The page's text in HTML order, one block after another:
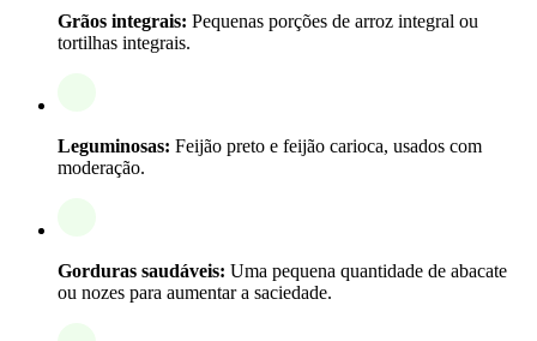
Grãos integrais: Pequenas porções de arroz integral ou
tortilhas integrais.
Leguminosas: Feijão preto e feijão carioca, usados com
moderação.
Gorduras saudáveis: Uma pequena quantidade de abacate
ou nozes para aumentar a saciedade.